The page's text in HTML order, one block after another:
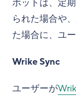
ボットは、定
られた場合や
た場合に、ユ
Wrike Sync
ユーザーが